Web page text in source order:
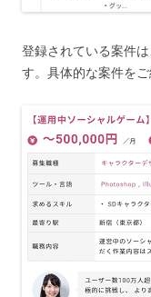
登録されている案件
す。具体的な案件をご